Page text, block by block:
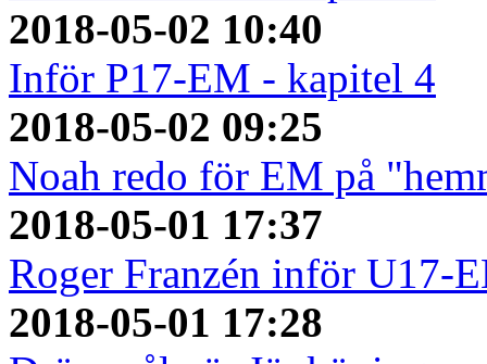
2018-05-02 10:40
Inför P17-EM - kapitel 4
2018-05-02 09:25
Noah redo för EM på
2018-05-01 17:37
Roger Franzén inför U17-
2018-05-01 17:28